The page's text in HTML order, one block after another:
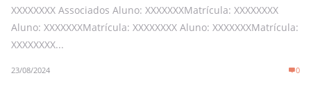
XXXXXXXX Associados Aluno: XXXXXXXMatrícula: XXXXXXXX
Aluno: XXXXXXXMatrícula: XXXXXXXX Aluno: XXXXXXXMatrícula:
XXXXXXXX...
23/08/2024 0